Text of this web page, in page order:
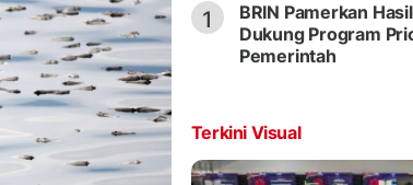
1
BRIN Pamerkan
Dukung Program
Pemerintah
Terkini Visual